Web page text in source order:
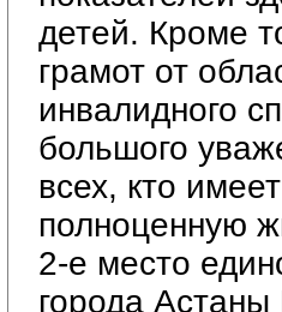
детей. Кроме
грамот от
инвалидного
большого
всех, кто
полноценную
2-е место
города